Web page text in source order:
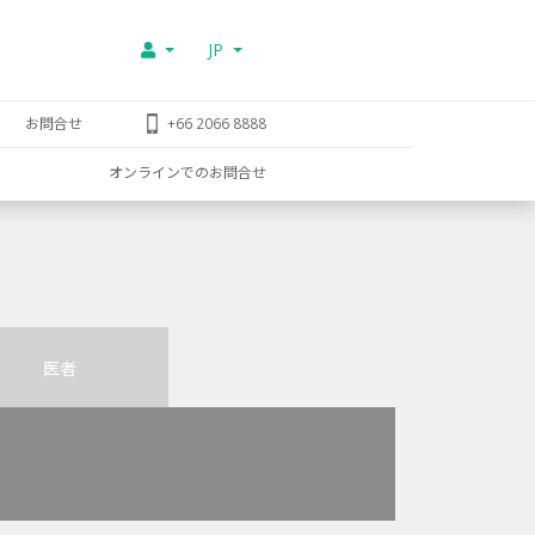
JP
お問合せ +66 2066 8888
オンラインでのお問合せ
医者